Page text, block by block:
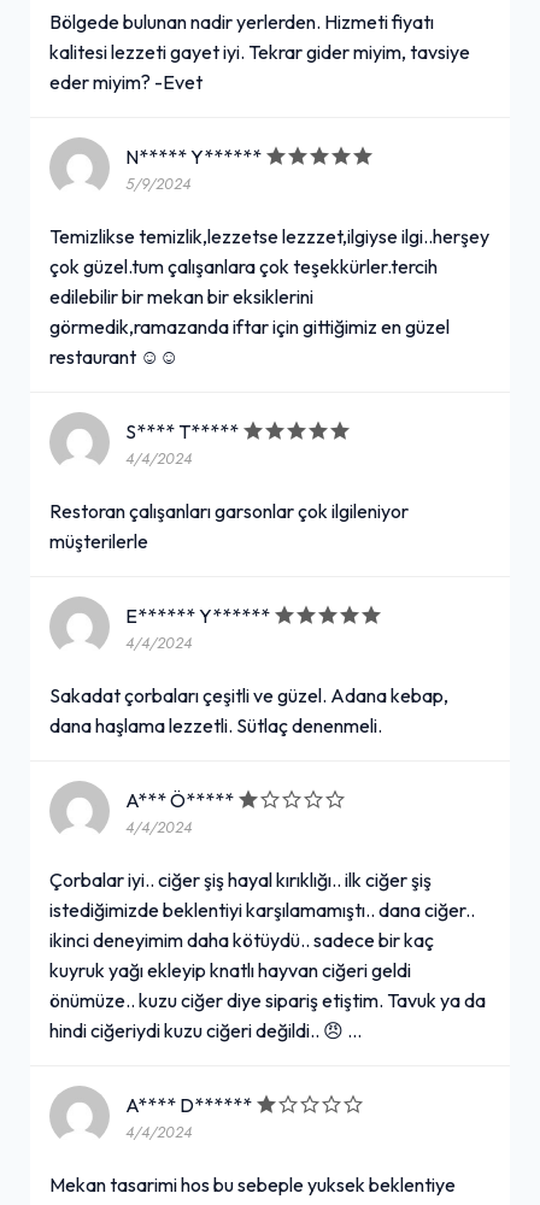
Bölgede bulunan nadir yerlerden. Hizmeti fiyatı
kalitesi lezzeti gayet iyi. Tekrar gider miyim, tavsiye
eder miyim? -Evet
N***** Y******
5/9/2024
Temizlikse temizlik,lezzetse lezzzet,ilgiyse ilgi..herşey
çok güzel.tum çalışanlara çok teşekkürler.tercih
edilebilir bir mekan bir eksiklerini
görmedik,ramazanda iftar için gittiğimiz en güzel
restaurant ☺️☺️
S**** T*****
4/4/2024
Restoran çalışanları garsonlar çok ilgileniyor
müşterilerle
E****** Y******
4/4/2024
Sakadat çorbaları çeşitli ve güzel. Adana kebap,
dana haşlama lezzetli. Sütlaç denenmeli.
A*** Ö*****
4/4/2024
Çorbalar iyi.. ciğer şiş hayal kırıklığı.. ilk ciğer şiş
istediğimizde beklentiyi karşılamamıştı.. dana ciğer..
ikinci deneyimim daha kötüydü.. sadece bir kaç
kuyruk yağı ekleyip knatlı hayvan ciğeri geldi
önümüze.. kuzu ciğer diye sipariş etiştim. Tavuk ya da
hindi ciğeriydi kuzu ciğeri değildi.. 😠 …
A**** D******
4/4/2024
Mekan tasarimi hos bu sebeple yuksek beklentiye